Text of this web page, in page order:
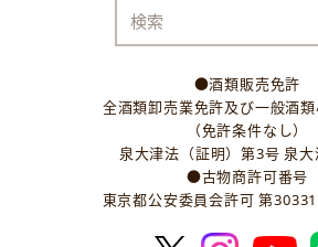
●酒類販売免許
全酒類卸売業免許及び一般酒
（免許条件なし）
泉大津法（証明）第3号 泉
●古物商許可番号
東京都公安委員会許可 第